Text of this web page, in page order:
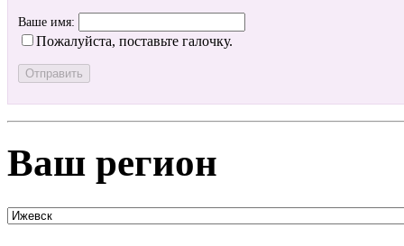
Ваше имя:
Пожалуйста, поставьте галочку.
Ваш регион